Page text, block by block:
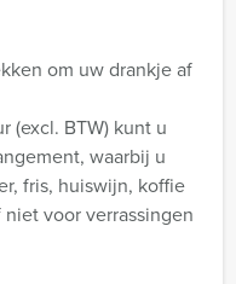
om uw drankje af
(excl. BTW) kunt u
waarbij u
fris, huiswijn, koffie
voor verrassingen